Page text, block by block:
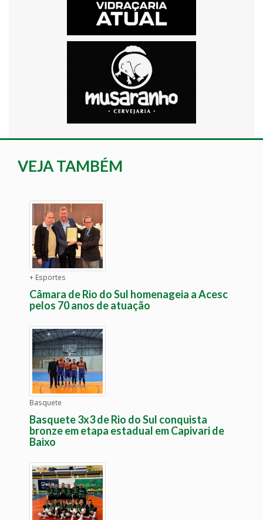
VEJA TAMBÉM
+ Esportes
Câmara de Rio do Sul homenageia a Acesc
pelos 70 anos de atuação
Basquete
Basquete 3x3 de Rio do Sul conquista
bronze em etapa estadual em Capivari de
Baixo